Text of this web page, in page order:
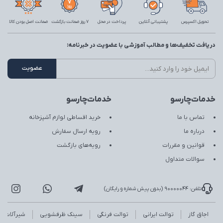
تحویل اکسپرس پشتیبانی آنلاین پرداخت در محل 7 روز ضمانت بازگشت ضمانت اصل بودن کالا
خدمات‌چارسو
تماس با ما
درباره ما
قوانین و مقررات
سوالات متداول
خدمات‌چارسو
خرید اقساطی لوازم آشپزخانه
رویه ارسال سفارش
رویه‌های بازگشت
دریافت تخفیف‌ها و مطالب آموزشی با عضویت در خبرنامه:
تلفن: 90000044 (بدون پیش شماره و رایگان)
اجاق گاز توالت ایرانی توالت فرنگی سینک ظرفشویی شیرآلات